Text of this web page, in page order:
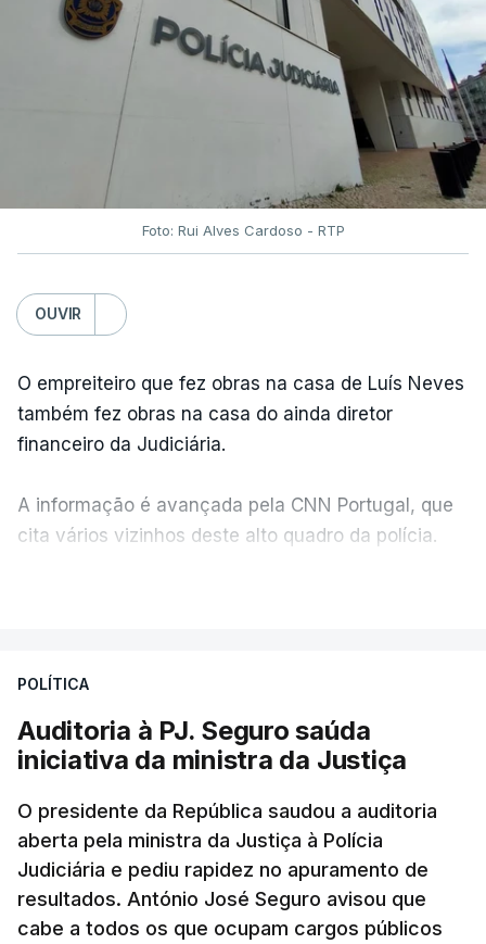
Foto: Rui Alves Cardoso - RTP
OUVIR
O empreiteiro que fez obras na casa de Luís Neves
também fez obras na casa do ainda diretor
financeiro da Judiciária.
A informação é avançada pela CNN Portugal, que
cita vários vizinhos deste alto quadro da polícia.
apreendido numa operação de droga.
POLÍTICA
Auditoria à PJ. Seguro saúda
iniciativa da ministra da Justiça
O presidente da República saudou a auditoria
aberta pela ministra da Justiça à Polícia
Judiciária e pediu rapidez no apuramento de
resultados. António José Seguro avisou que
cabe a todos os que ocupam cargos públicos